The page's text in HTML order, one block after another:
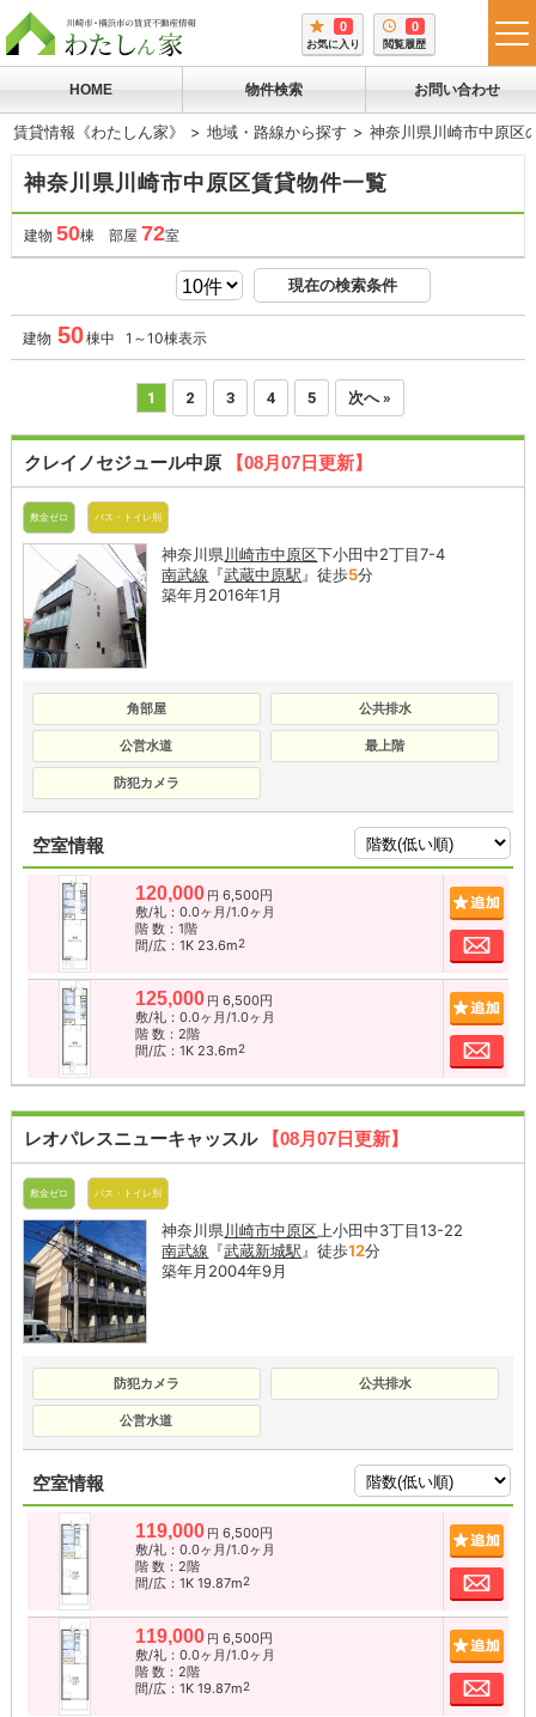
0
お気に入り
0
閲覧履歴
HOME 物件検索 お問い合わせ
賃貸情報《わたしん家》 地域・路線から探す 神奈川県川崎市中原区
神奈川県川崎市中原区賃貸物件一覧
建物 50棟 部屋 72室
現在の検索条件
建物 50棟中 1～10棟表示
1 2 3 4 5 次へ »
クレイノセジュール中原 【08月07日更新】
敷金ゼロ バス・トイレ別
神奈川県川崎市中原区下小田中2丁目7-4
南武線 『武蔵中原駅 』徒歩5分
築年月2016年1月
角部屋 公共排水
公営水道 最上階
防犯カメラ
空室情報
120,000 円 6,500円
敷/礼：0.0ヶ月/1.0ヶ月
階 数：1階
間/広：1K 23.6m2 お
125,000 円 6,500円
敷/礼：0.0ヶ月/1.0ヶ月
階 数：2階
間/広：1K 23.6m2 お
レオパレスニューキャッスル 【08月07日更新】
敷金ゼロ バス・トイレ別
神奈川県川崎市中原区 上小田中3丁目13-22
南武線 『武蔵新城駅 』徒歩12分
築年月2004年9月
防犯カメラ 公共排水
公営水道
空室情報
119,000 円 6,500円
敷/礼：0.0ヶ月/1.0ヶ月
階 数：2階
間/広：1K 19.87m2 お
119,000 円 6,500円
敷/礼：0.0ヶ月/1.0ヶ月
階 数：2階
間/広：1K 19.87m2 お